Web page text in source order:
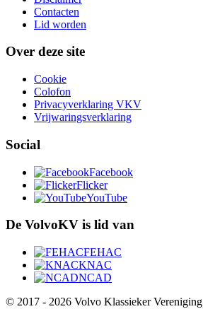
Contacten
Lid worden
Over deze site
Cookie
Colofon
Privacyverklaring VKV
Vrijwaringsverklaring
Social
Facebook
Flicker
YouTube
De VolvoKV is lid van
FEHAC
KNAC
NCAD
© 2017 - 2026 Volvo Klassieker Vereniging